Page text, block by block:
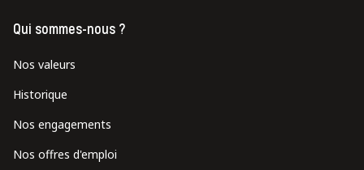
Qui sommes-nous ?
Nos valeurs
Historique
Nos engagements
Nos offres d'emploi